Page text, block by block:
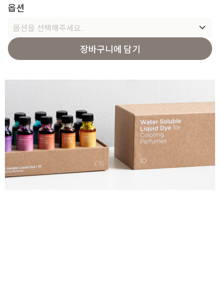
옵션
옵션을 선택해주세요.
장바구니에 담기